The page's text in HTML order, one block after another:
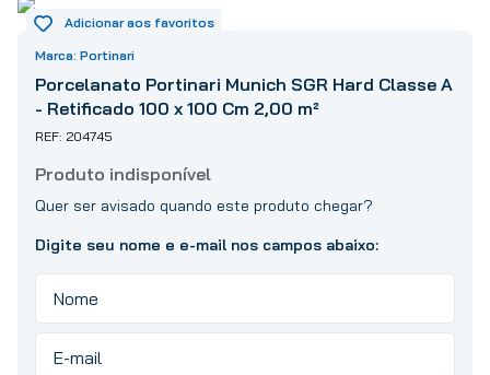
Portinari
Porcelanato Portinari Munich SGR Hard Classe A
- Retificado 100 x 100 Cm 2,00 m²
204745
5
º
vaso sanitário
6º
torneira
7º
cimento
8º
chuveiro
10º tinta